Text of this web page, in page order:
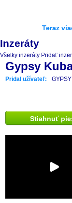
Teraz
Inzeráty
Všetky inzeráty Pridať
Gypsy
Pridal užívateľ:
Stiahnuť